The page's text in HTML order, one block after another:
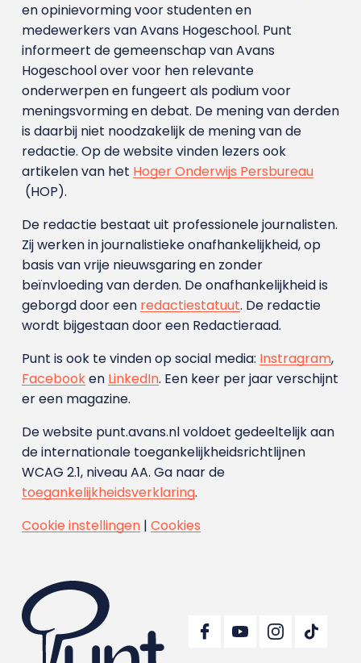
en opinievorming voor studenten en
medewerkers van Avans Hoge­school. Punt
informeert de gemeenschap van Avans
Hogeschool over voor hen relevante
onderwerpen en fungeert als podium voor
meningsvorming en debat. De mening van derden
is daarbij niet noodzakelijk de mening van de
redactie. Op de website vinden lezers ook
artikelen van het Hoger Onderwijs Persbureau
(HOP).
De redactie bestaat uit professionele journalisten.
Zij werken in journalistieke onafhankelijkheid, op
basis van vrije nieuwsgaring en zonder
beïnvloeding van derden. De onafhankelijkheid is
geborgd door een redactiestatuut. De redactie
wordt bijgestaan door een Redactieraad.
Punt is ook te vinden op social media: Instragram,
Facebooken LinkedIn. Een keer per jaar verschijnt
er een magazine.
De website punt.avans.nl voldoet gedeeltelijk aan
de internationale toegankelijkheidsrichtlijnen
WCAG 2.1, niveau AA. Ga naar de
toegankelijkheidsverklaring.
Cookie instellingen| Cookies